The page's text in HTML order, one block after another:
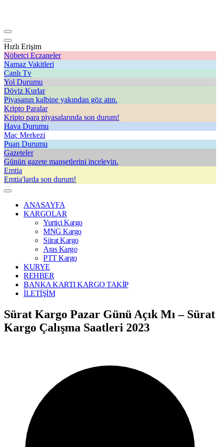
Hızlı Erişim
Nöbetçi Eczaneler
Namaz Vakitleri
Canlı Tv
Yol Durumu
Döviz Kurlar
Piyasanın kalbine yakından göz atın.
Kripto Paralar
Kripto para piyasalarında son durum!
Hava Durumu
Maç Merkezi
Puan Durumu
Gazeteler
Günün gazete manşetlerini inceleyin.
Emtia
Emtia'larda son durum!
ANASAYFA
KARGOLAR
Yurtiçi Kargo
MNG Kargo
Sürat Kargo
Aras Kargo
PTT Kargo
KURYE
REHBER
BANKA KARTI KARGO TAKİP
İLETİŞİM
Sürat Kargo Pazar Günü Açık Mı – Sürat
Kargo Çalışma Saatleri 2023